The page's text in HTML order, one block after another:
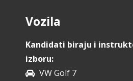
Vozila
Kandidati biraju i
izboru:
VW Golf 7